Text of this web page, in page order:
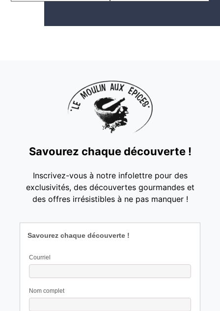
Savourez chaque découverte !
Inscrivez-vous à notre infolettre pour des
exclusivités, des découvertes gourmandes et
des offres irrésistibles à ne pas manquer !
Savourez chaque découverte !
Courriel
Nom complet